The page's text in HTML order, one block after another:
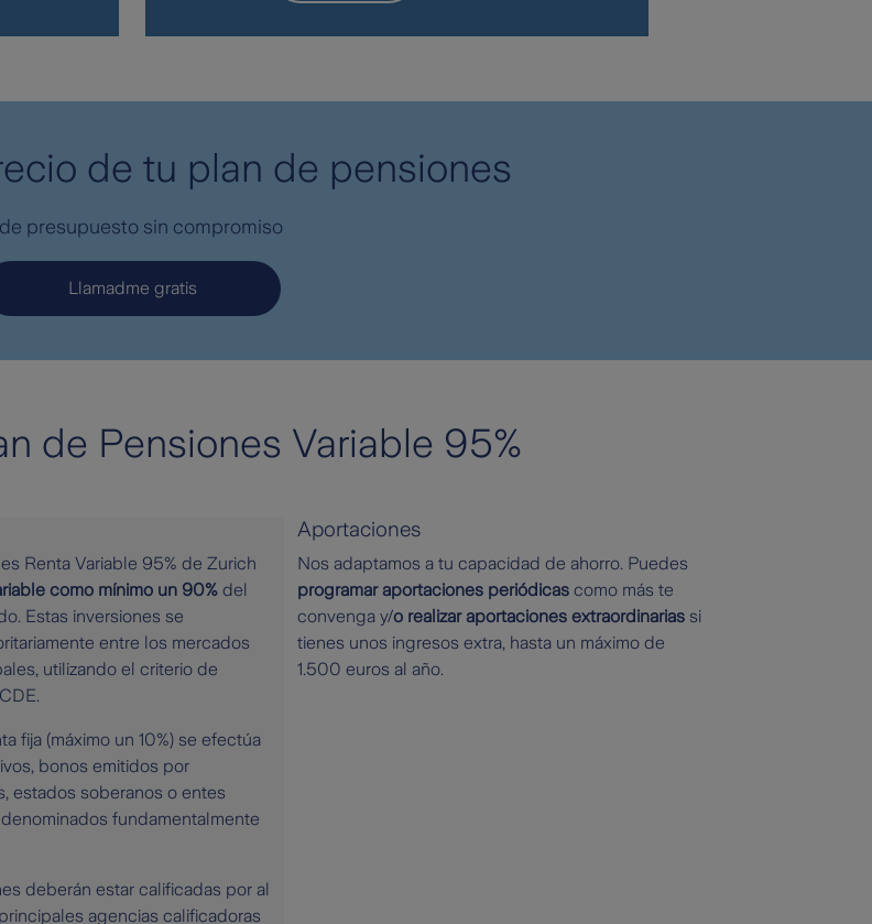
de tu plan de pensiones
presupuesto sin compromiso
Llamadme gratis
de Pensiones Variable 95%
Renta Variable 95% de Zurich
como mínimo un 90% del
Estas inversiones se
entre los mercados
utilizando el criterio de
fija (máximo un 10%) se efectúa
bonos emitidos por
estados soberanos o entes
fundamentalmente
deberán estar calificadas por al
agencias calificadoras
Aportaciones
Nos adaptamos a tu capacidad de ahorro. Puedes
programar aportaciones periódicascomo más te
convenga y/o realizar aportaciones extraordinariassi
tienes unos ingresos extra, hasta un máximo de
1.500 euros al año.